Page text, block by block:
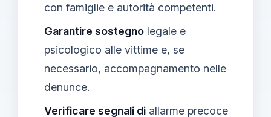
con famiglie e autorità competenti.
Garantire sostegno legale e
psicologico alle vittime e, se
necessario, accompagnamento nelle
denunce.
Verificare segnali di allarme precoce